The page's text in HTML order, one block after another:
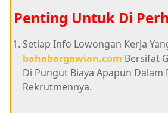
Penting Untuk Di
Setiap Info Lowongan Kerja
bahabargawian.com Bersifat
Di Pungut Biaya Apapun Dalam
Rekrutmennya.